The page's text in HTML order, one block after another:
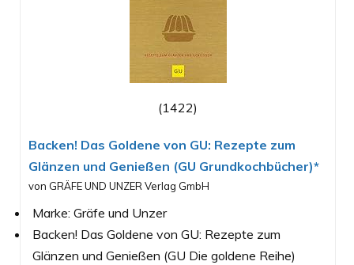
(1422)
Backen! Das Goldene von GU: Rezepte zum
Glänzen und Genießen (GU Grundkochbücher)*
von GRÄFE UND UNZER Verlag GmbH
Marke: Gräfe und Unzer
Backen! Das Goldene von GU: Rezepte zum
Glänzen und Genießen (GU Die goldene Reihe)